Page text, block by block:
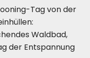
Tag von der
Waldbad,
der Entspannung